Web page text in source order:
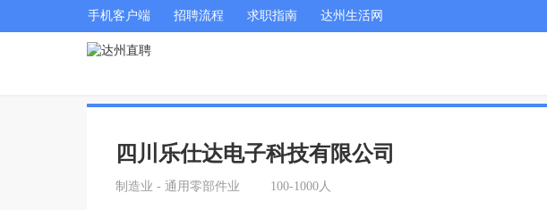
手机客户端 招聘流程 求职指南 达州生活网
四川乐仕达电子科技有限公司
制造业 - 通用零部件业 100-1000人